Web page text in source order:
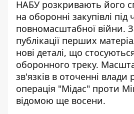
НАБУ розкривають його
на оборонні закупівлі під
повномасштабної війни.
публікації перших
нові деталі, що
оборонного треку.
зв'язків в оточенні влади
операція "Мідас" проти
відомою ще восени.